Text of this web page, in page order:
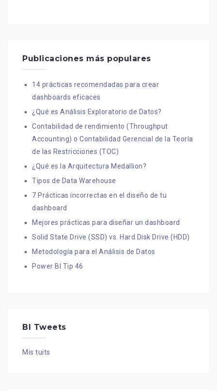
Publicaciones más populares
14 prácticas recomendadas para crear
dashboards eficaces
¿Qué es Análisis Exploratorio de Datos?
Contabilidad de rendimiento (Throughput
Accounting) o Contabilidad Gerencial de la Teoría
de las Restricciones (TOC)
¿Qué es la Arquitectura Medallion?
Tipos de Data Warehouse
7 Prácticas incorrectas en el diseño de tu
dashboard
Mejores prácticas para diseñar un dashboard
Solid State Drive (SSD) vs. Hard Disk Drive (HDD)
Metodología para el Análisis de Datos
Power BI Tip 46
BI Tweets
Mis tuits